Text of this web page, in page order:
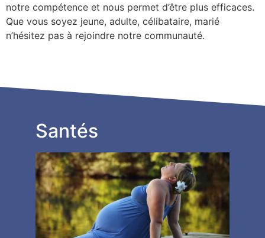
notre compétence et nous permet d’être plus efficaces.
Que vous soyez jeune, adulte, célibataire, marié
n’hésitez pas à rejoindre notre communauté.
Santés